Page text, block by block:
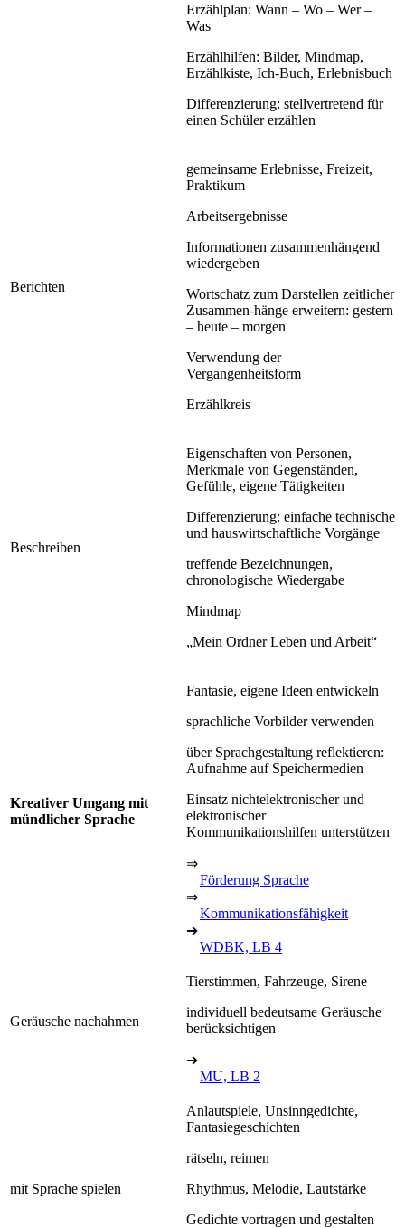
Erzählplan: Wann – Wo – Wer –
Was
Erzählhilfen: Bilder, Mindmap,
Erzählkiste, Ich-Buch, Erlebnisbuch
Differenzierung: stellvertretend für
einen Schüler erzählen
Berichten
gemeinsame Erlebnisse, Freizeit,
Praktikum
Arbeitsergebnisse
Informationen zusammenhängend
wiedergeben
Wortschatz zum Darstellen zeitlicher
Zusammen-hänge erweitern: gestern
– heute – morgen
Verwendung der
Vergangenheitsform
Erzählkreis
Beschreiben
Eigenschaften von Personen,
Merkmale von Gegenständen,
Gefühle, eigene Tätigkeiten
Differenzierung: einfache technische
und hauswirtschaftliche Vorgänge
treffende Bezeichnungen,
chronologische Wiedergabe
Mindmap
„Mein Ordner Leben und Arbeit“
Kreativer Umgang mit
mündlicher Sprache
Fantasie, eigene Ideen entwickeln
sprachliche Vorbilder verwenden
über Sprachgestaltung reflektieren:
Aufnahme auf Speichermedien
Einsatz nichtelektronischer und
elektronischer
Kommunikationshilfen unterstützen
⇒
Förderung Sprache
⇒
Kommunikationsfähigkeit
➔
WDBK, LB 4
Geräusche nachahmen
Tierstimmen, Fahrzeuge, Sirene
individuell bedeutsame Geräusche
berücksichtigen
➔
MU, LB 2
mit Sprache spielen
Anlautspiele, Unsinngedichte,
Fantasiegeschichten
rätseln, reimen
Rhythmus, Melodie, Lautstärke
Gedichte vortragen und gestalten